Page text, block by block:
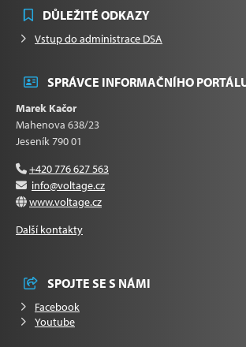
DŮLEŽITÉ ODKAZY
Vstup do administrace DSA
SPRÁVCE INFORMAČNÍHO
Marek Kačor
Mahenova 638/23
Jeseník 790 01
+420 776 627 563
info@voltage.cz
www.voltage.cz
Další kontakty
SPOJTE SE S NÁMI
Facebook
Youtube